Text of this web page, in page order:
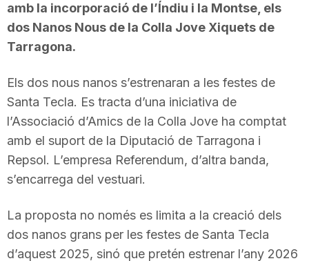
amb la incorporació de l’Índiu i la Montse, els
dos Nanos Nous de la Colla Jove Xiquets de
Tarragona.
Els dos nous nanos s’estrenaran a les festes de
Santa Tecla. Es tracta d’una iniciativa de
l’Associació d’Amics de la Colla Jove ha comptat
amb el suport de la Diputació de Tarragona i
Repsol. L’empresa Referendum, d’altra banda,
s’encarrega del vestuari.
La proposta no només es limita a la creació dels
dos nanos grans per les festes de Santa Tecla
d’aquest 2025, sinó que pretén estrenar l’any 2026